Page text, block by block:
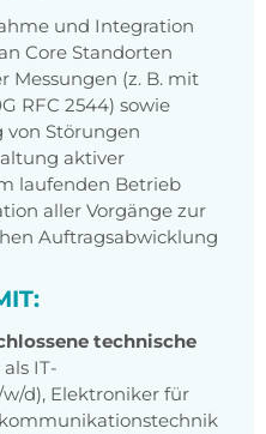
und Integration
Core Standorten
Messungen (z. B. mit
RFC 2544) sowie
von Störungen
aktiver
laufenden Betrieb
aller Vorgänge zur
Auftragsabwicklung
technische
als IT-
d), Elektroniker für